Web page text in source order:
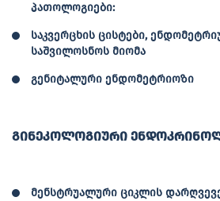
პათოლოგიები:
საკვერცხის ცისტები,
საშვილოსნოს მიომა
გენიტალური ენდომეტრიოზი
გინეკოლოგიური
მენსტრუალური ციკლის